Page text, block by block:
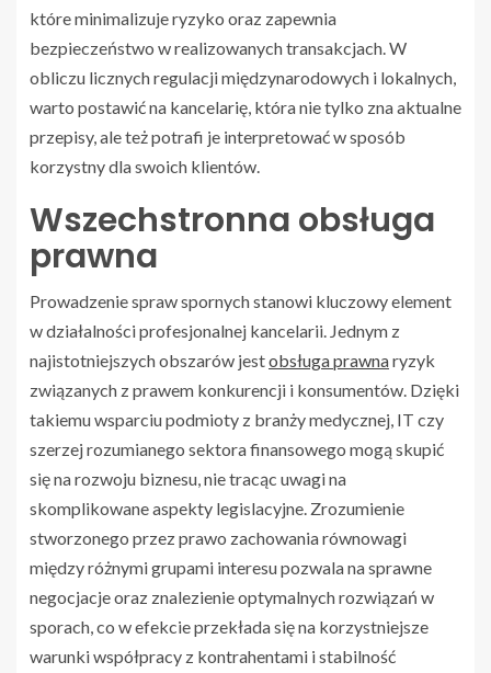
które minimalizuje ryzyko oraz zapewnia
bezpieczeństwo w realizowanych transakcjach. W
obliczu licznych regulacji międzynarodowych i lokalnych,
warto postawić na kancelarię, która nie tylko zna aktualne
przepisy, ale też potrafi je interpretować w sposób
korzystny dla swoich klientów.
Wszechstronna obsługa
prawna
Prowadzenie spraw spornych stanowi kluczowy element
w działalności profesjonalnej kancelarii. Jednym z
najistotniejszych obszarów jestobsługa prawnaryzyk
związanych z prawem konkurencji i konsumentów. Dzięki
takiemu wsparciu podmioty z branży medycznej, IT czy
szerzej rozumianego sektora finansowego mogą skupić
się na rozwoju biznesu, nie tracąc uwagi na
skomplikowane aspekty legislacyjne. Zrozumienie
stworzonego przez prawo zachowania równowagi
między różnymi grupami interesu pozwala na sprawne
negocjacje oraz znalezienie optymalnych rozwiązań w
sporach, co w efekcie przekłada się na korzystniejsze
warunki współpracy z kontrahentami i stabilność